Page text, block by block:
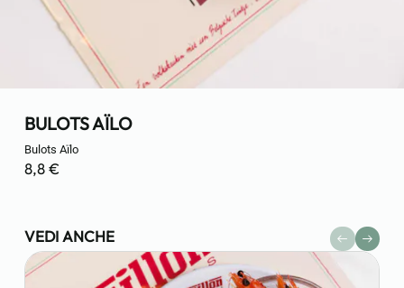
BULOTS AÏLO
Bulots Aïlo
8,8 €
VEDI ANCHE